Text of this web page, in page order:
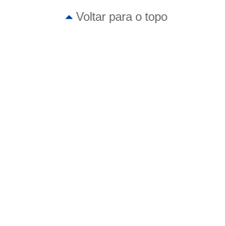
Voltar para o topo